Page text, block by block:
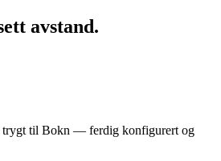
avstand.
trygt til Bokn — ferdig konfigurert og